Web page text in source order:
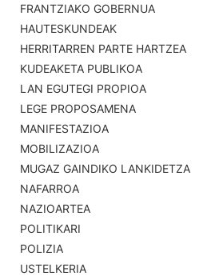
FRANTZIAKO GOBERNUA
HAUTESKUNDEAK
HERRITARREN PARTE HARTZEA
KUDEAKETA PUBLIKOA
LAN EGUTEGI PROPIOA
LEGE PROPOSAMENA
MANIFESTAZIOA
MOBILIZAZIOA
MUGAZ GAINDIKO LANKIDETZA
NAFARROA
NAZIOARTEA
POLITIKARI
POLIZIA
USTELKERIA